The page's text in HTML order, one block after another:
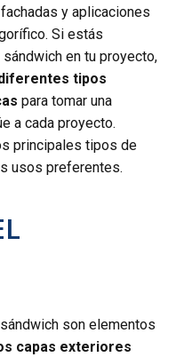
y aplicaciones
Si estás
en tu proyecto,
tipos
para tomar una
a cada proyecto.
principales tipos de
usos preferentes.
son elementos
capas exteriores